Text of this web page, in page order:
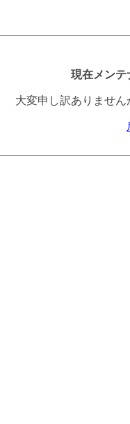
現在メンテ
大変申し訳ありません